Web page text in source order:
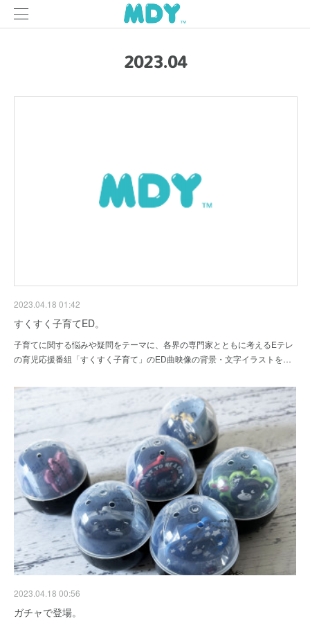
2023.04
2023.04.18 01:42
すくすく子育てED。
子育てに関する悩みや疑問をテーマに、各界の専門家とともに考えるEテレ
の育児応援番組「すくすく子育て」のED曲映像の背景・文字イラストを…
2023.04.18 00:56
ガチャで登場。